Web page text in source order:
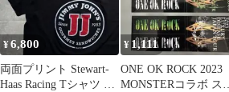
¥6,800
両面プリント Stewart-
Haas Racing Tシャツ XL
¥ 1,111
ONE OK ROCK 2023
MONSTERコラボ ステ